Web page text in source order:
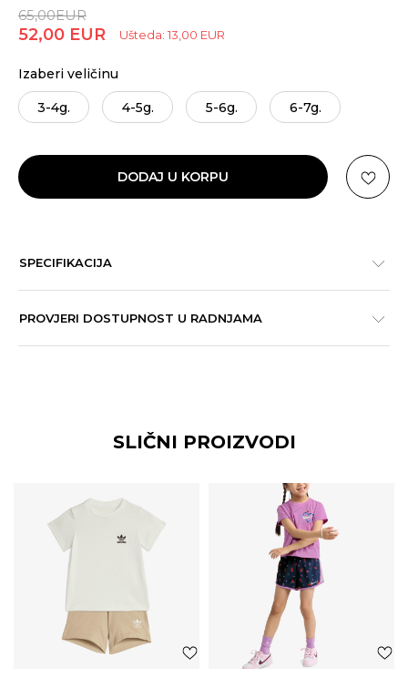
65,00EUR
52,00 EUR Ušteda: 13,00 EUR
Izaberi veličinu
3-4g. 4-5g. 5-6g. 6-7g.
DODAJ U KORPU
SPECIFIKACIJA
PROVJERI DOSTUPNOST U RADNJAMA
SLIČNI PROIZVODI